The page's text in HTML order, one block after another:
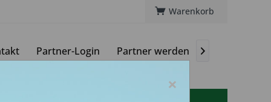
Warenkorb
Partner-Login Partner werden 
×